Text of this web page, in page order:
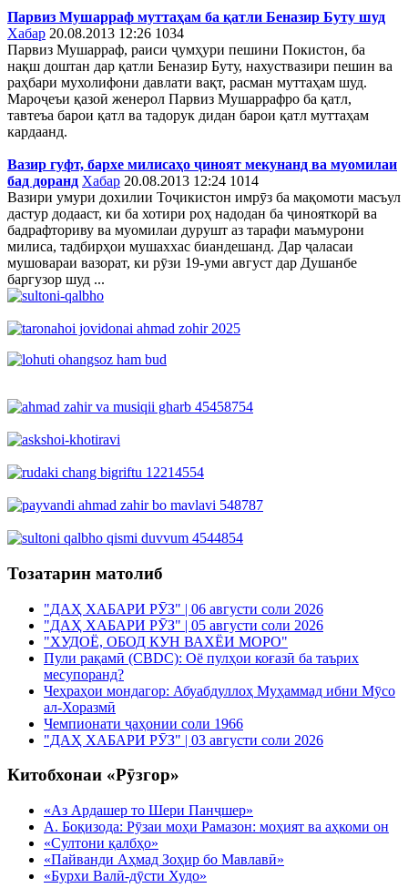
Парвиз Мушарраф муттаҳам ба қатли Беназир Буту шуд
Хабар 20.08.2013 12:26 1034
Парвиз Мушарраф, раиси ҷумҳури пешини Покистон, ба
нақш доштан дар қатли Беназир Буту, нахуствазири пешин ва
раҳбари мухолифони давлати вақт, расман муттаҳам шуд.
Мароҷеъи қазоӣ женерол Парвиз Мушаррафро ба қатл,
тавтеъа барои қатл ва тадорук дидан барои қатл муттаҳам
кардаанд.
Вазир гуфт, бархе милисаҳо ҷиноят мекунанд ва муомилаи
бад доранд Хабар 20.08.2013 12:24 1014
Вазири умури дохилии Тоҷикистон имрӯз ба мақомоти масъул
дастур додааст, ки ба хотири роҳ надодан ба ҷинояткорӣ ва
бадрафториву ва муомилаи дурушт аз тарафи маъмурони
милиса, тадбирҳои мушаххас биандешанд. Дар ҷаласаи
мушовараи вазорат, ки рӯзи 19-уми август дар Душанбе
баргузор шуд ...
Тозатарин матолиб
"ДАҲ ХАБАРИ РӮЗ" | 06 августи соли 2026
"ДАҲ ХАБАРИ РӮЗ" | 05 августи соли 2026
"ХУДОЁ, ОБОД КУН ВАХЁИ МОРО"
Пули рақамӣ (CBDC): Оё пулҳои коғазӣ ба таърих
месупоранд?
Чеҳраҳои мондагор: Абуабдуллоҳ Муҳаммад ибни Мӯсо
ал-Хоразмӣ
Чемпионати ҷаҳонии соли 1966
"ДАҲ ХАБАРИ РӮЗ" | 03 августи соли 2026
Китобхонаи «Рӯзгор»
«Аз Ардашер то Шери Панҷшер»
А. Боқизода: Рӯзаи моҳи Рамазон: моҳият ва аҳкоми он
«Султони қалбҳо»
«Пайванди Аҳмад Зоҳир бо Мавлавӣ»
«Бурхи Валӣ-дӯсти Худо»